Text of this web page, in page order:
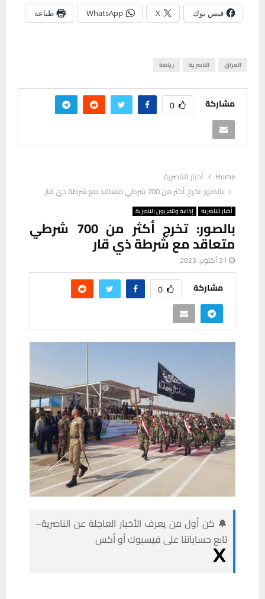
فيس بوك X
WhatsApp طباعة
العراق الناصرية رياضة
مشاركة 0
Home
أخبار الناصرية
بالصور: تخرج أكثر من 700 شرطي متعاقد مع شرطة ذي قار
أخبار الناصرية إذاعة وتلفزيون الناصرية
بالصور: تخرج أكثر من 700 شرطي
متعاقد مع شرطة ذي قار
31 أكتوبر، 2023
مشاركة 0
🔔 كن أول من يعرف الأخبار العاجلة عن الناصرية–
تابع حساباتنا على فيسبوك أو أكس